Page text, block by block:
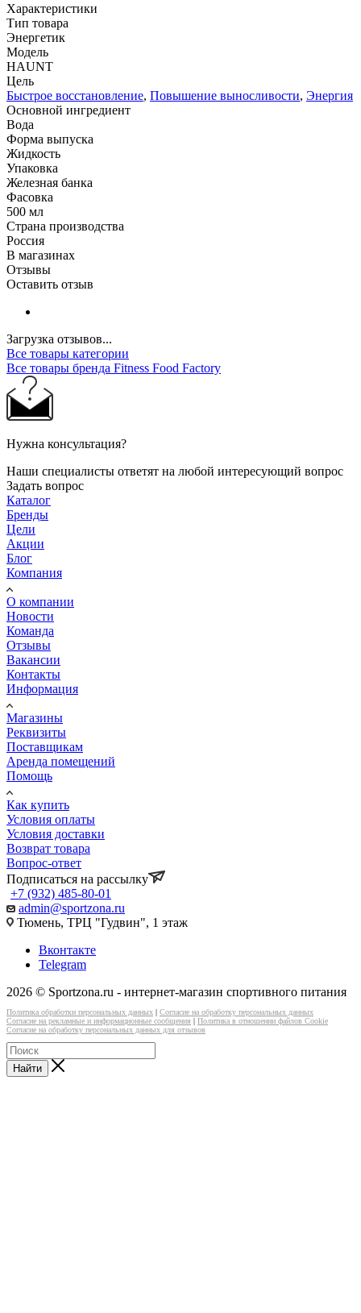
Характеристики
Тип товара
Энергетик
Модель
HAUNT
Цель
Быстрое восстановление, Повышение выносливости, Энергия
Основной ингредиент
Вода
Форма выпуска
Жидкость
Упаковка
Железная банка
Фасовка
500 мл
Страна производства
Россия
В магазинах
Отзывы
Оставить отзыв
Загрузка отзывов...
Все товары категории
Все товары бренда Fitness Food Factory
Нужна консультация?
Наши специалисты ответят на любой интересующий вопрос
Задать вопрос
Каталог
Бренды
Цели
Акции
Блог
Компания
О компании
Новости
Команда
Отзывы
Вакансии
Контакты
Информация
Магазины
Реквизиты
Поставщикам
Аренда помещений
Помощь
Как купить
Условия оплаты
Условия доставки
Возврат товара
Вопрос-ответ
Подписаться на рассылку
+7 (932) 485-80-01
admin@sportzona.ru
Тюмень, ТРЦ "Гудвин", 1 этаж
Вконтакте
Telegram
2026 © Sportzona.ru - интернет-магазин спортивного питания
Политика обработки персональных данных | Согласие на обработку персональных данных
Согласие на рекламные и информационные сообщения | Политика в отношении файлов Cookie
Согласие на обработку персональных данных для отзывов
Найти